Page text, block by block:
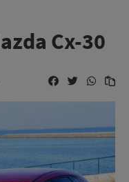
Cx-30